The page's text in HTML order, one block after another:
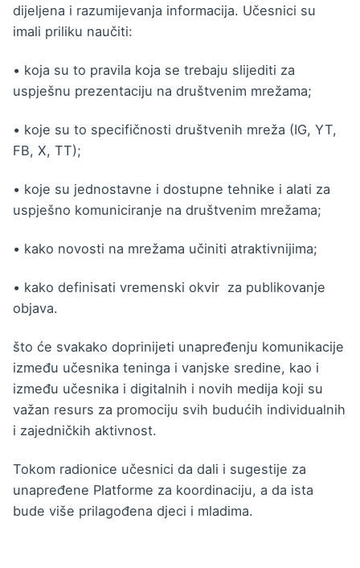
dijeljena i razumijevanja informacija. Učesnici su
imali priliku naučiti:
• koja su to pravila koja se trebaju slijediti za
uspješnu prezentaciju na društvenim mrežama;
• koje su to specifičnosti društvenih mreža (IG, YT,
FB, X, TT);
• koje su jednostavne i dostupne tehnike i alati za
uspješno komuniciranje na društvenim mrežama;
• kako novosti na mrežama učiniti atraktivnijima;
• kako definisati vremenski okvir za publikovanje
objava.
što će svakako doprinijeti unapređenju komunikacije
između učesnika teninga i vanjske sredine, kao i
između učesnika i digitalnih i novih medija koji su
važan resurs za promociju svih budućih individualnih
i zajedničkih aktivnost.
Tokom radionice učesnici da dali i sugestije za
unapređene Platforme za koordinaciju, a da ista
bude više prilagođena djeci i mladima.